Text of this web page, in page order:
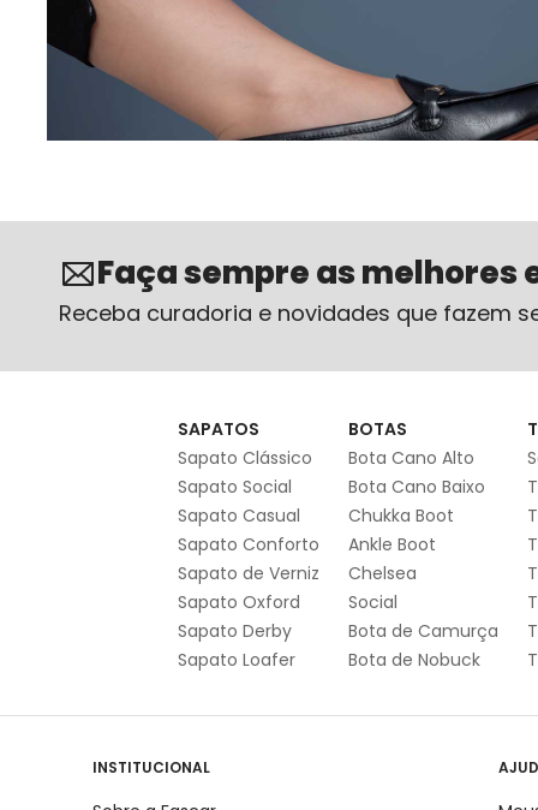
Faça sempre as melhores
Receba curadoria e novidades que fazem
SAPATOS
Sapato Clássico
Sapato Social
Sapato Casual
Sapato Conforto
Sapato de Verniz
Sapato Oxford
Sapato Derby
Sapato Loafer
BOTAS
Bota Cano Alto
Bota Cano Baixo
Chukka Boot
Ankle Boot
Chelsea
Social
Bota de Camurça
Bota de Nobuck
INSTITUCIONAL